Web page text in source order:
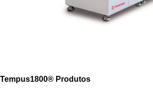
Tempus1800® Produtos